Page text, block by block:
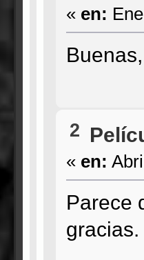
« en:
2
« en:
Parece
gracias.